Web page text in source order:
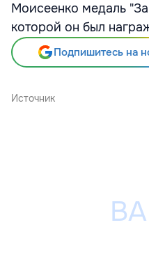
Моисеенко медаль
которой он был
Подпишитесь на
Источник